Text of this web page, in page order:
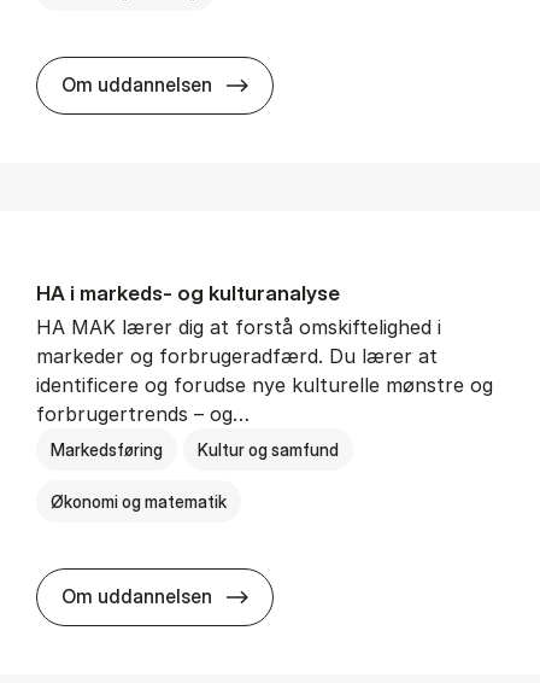
Om uddannelsen BSc in Busi­ness Ad­min­is­tra­tion
HA i mar­keds- og kul­tu­r­a­na­ly­se
HA MAK lærer dig at forstå omskiftelighed i
markeder og forbrugeradfærd. Du lærer at
identificere og forudse nye kulturelle mønstre og
forbrugertrends – og…
Markedsføring Kultur og samfund
Økonomi og matematik
Om uddannelsen HA i mar­keds- og kul­tu­r­a­na­ly­se